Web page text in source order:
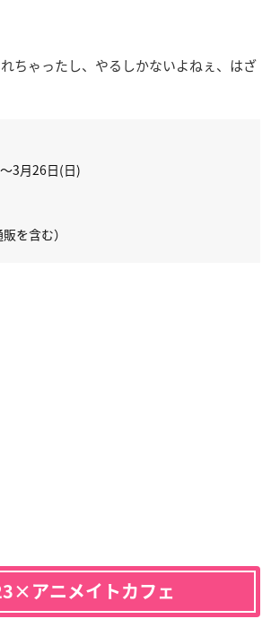
れちゃったし、やるしかないよねぇ、はざ
3月26日(日)
を含む）
アニメイトカフェ